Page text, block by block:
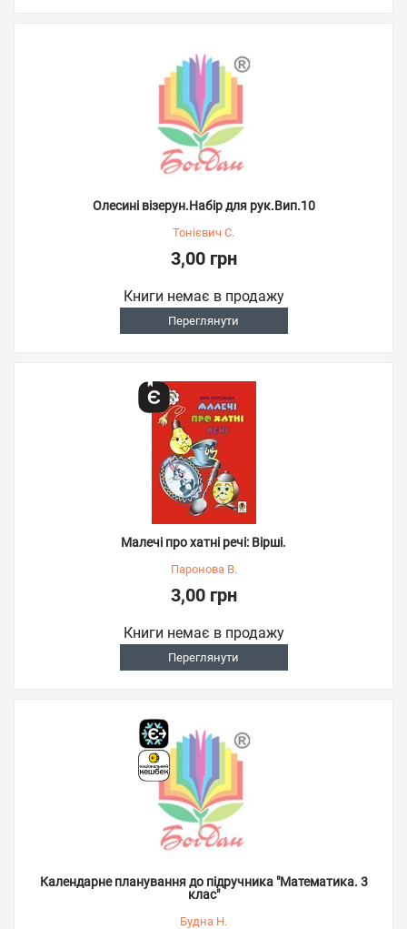
Олесині візерун.Набір для рук.Вип.10
Тонієвич С.
3,00 грн
Книги немає в продажу
Переглянути
Малечі про хатні речі: Вірші.
Паронова В.
3,00 грн
Книги немає в продажу
Переглянути
Календарне планування до підручника "Математика. 3
клас"
Будна Н.